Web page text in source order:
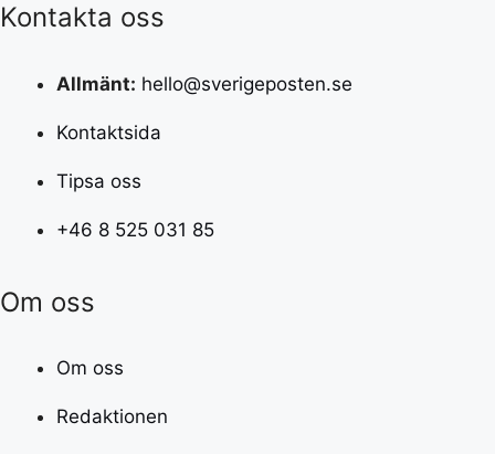
Kontakta oss
Allmänt: hello@sverigeposten.se
Kontaktsida
Tipsa oss
+46 8 525 031 85
Om oss
Om oss
Redaktionen